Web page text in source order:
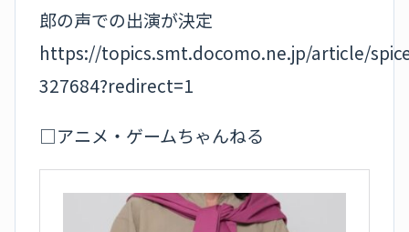
郎の声での出演が決定
https://topics.smt.docomo.ne.jp/article/
327684?redirect=1
□アニメ・ゲームちゃんねる